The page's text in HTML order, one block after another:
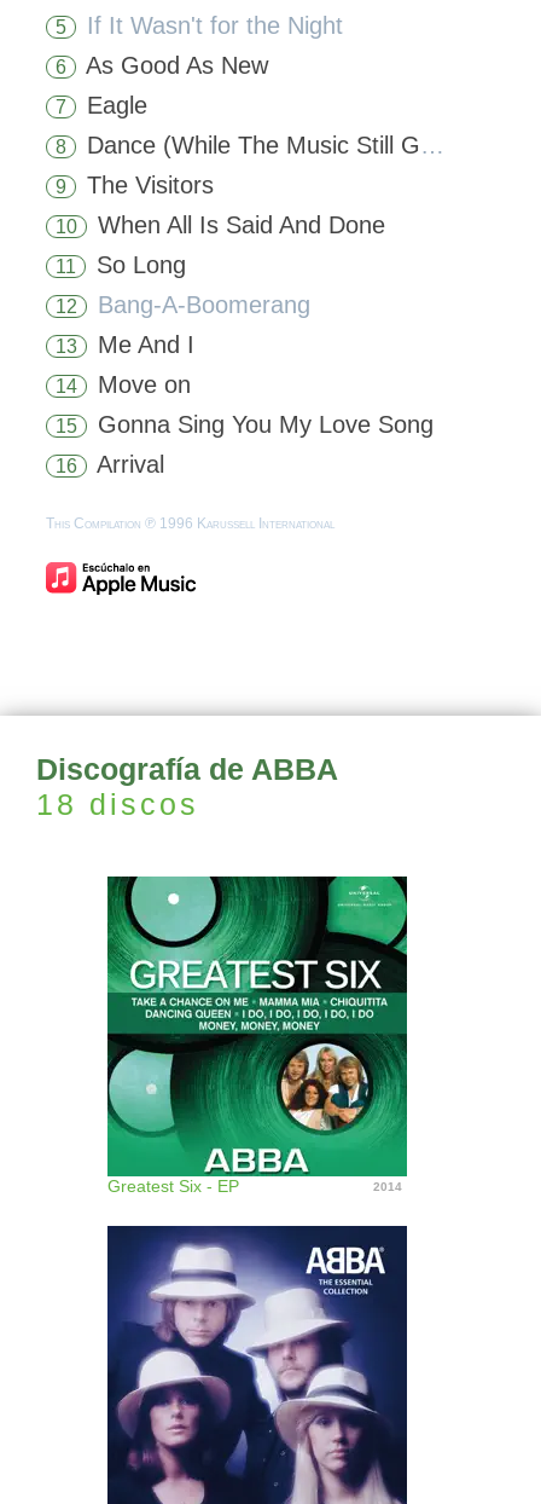
5 If It Wasn't for the Night
6 As Good As New
7 Eagle
8 Dance (While The Music Still Goes On)
9 The Visitors
10 When All Is Said And Done
11 So Long
12 Bang-A-Boomerang
13 Me And I
14 Move on
15 Gonna Sing You My Love Song
16 Arrival
This Compilation ℗ 1996 Karussell International
Discografía de ABBA
18 discos
Greatest Six - EP 2014